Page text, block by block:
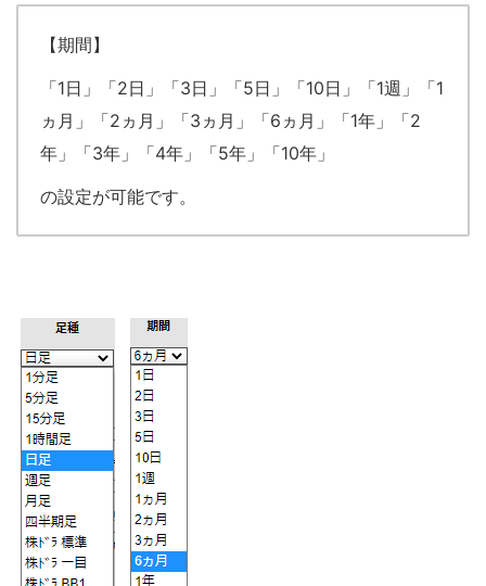
【期間】
「1日」「2日」「3日」「5日」「10日」「1週」「1
ヵ月」「2ヵ月」「3ヵ月」「6ヵ月」「1年」「2
年」「3年」「4年」「5年」「10年」
の設定が可能です。